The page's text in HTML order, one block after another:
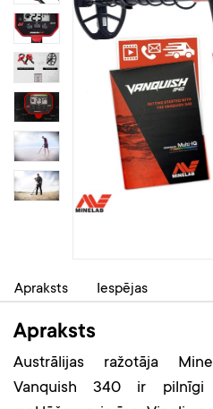
Apraksts Iespējas
Apraksts
Austrālijas ražotāja
Vanquish 340 ir pilnīgi